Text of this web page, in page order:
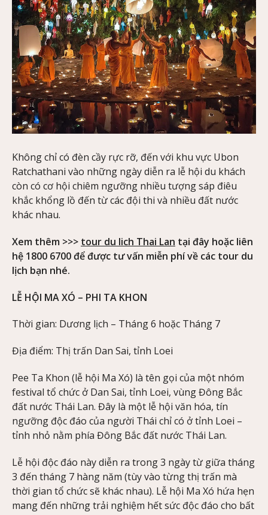
Không chỉ có đèn cầy rực rỡ, đến với khu vực Ubon
Ratchathani vào những ngày diễn ra lễ hội du khách
còn có cơ hội chiêm ngưỡng nhiều tượng sáp điêu
khắc khổng lồ đến từ các đội thi và nhiều đất nước
khác nhau.
Xem thêm >>> tour du lich Thai Lan tại đây hoặc liên
hệ 1800 6700 để được tư vấn miễn phí về các tour du
lịch bạn nhé.
LỄ HỘI MA XÓ – PHI TA KHON
Thời gian: Dương lịch – Tháng 6 hoặc Tháng 7
Địa điểm: Thị trấn Dan Sai, tỉnh Loei
Pee Ta Khon (lễ hội Ma Xó) là tên gọi của một nhóm
festival tổ chức ở Dan Sai, tỉnh Loei, vùng Đông Bắc
đất nước Thái Lan. Đây là một lễ hội văn hóa, tín
ngưỡng độc đáo của người Thái chỉ có ở tỉnh Loei –
tỉnh nhỏ nằm phía Đông Bắc đất nước Thái Lan.
Lễ hội độc đáo này diễn ra trong 3 ngày từ giữa tháng
3 đến tháng 7 hàng năm (tùy vào từng thị trấn mà
thời gian tổ chức sẽ khác nhau). Lễ hội Ma Xó hứa hẹn
mang đến những trải nghiệm hết sức độc đáo cho bất